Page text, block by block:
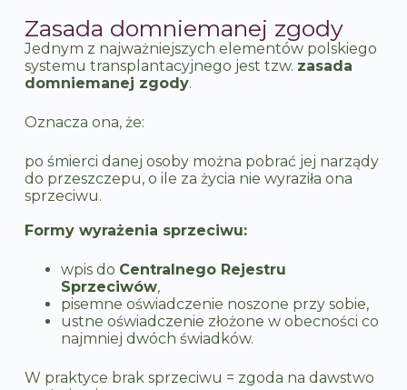
Zasada domniemanej zgody
Jednym z najważniejszych elementów polskiego
systemu transplantacyjnego jest tzw. zasada
domniemanej zgody.
Oznacza ona, że:
po śmierci danej osoby można pobrać jej narządy
do przeszczepu, o ile za życia nie wyraziła ona
sprzeciwu.
Formy wyrażenia sprzeciwu:
wpis do Centralnego Rejestru
Sprzeciwów,
pisemne oświadczenie noszone przy sobie,
ustne oświadczenie złożone w obecności co
najmniej dwóch świadków.
W praktyce brak sprzeciwu = zgoda na dawstwo